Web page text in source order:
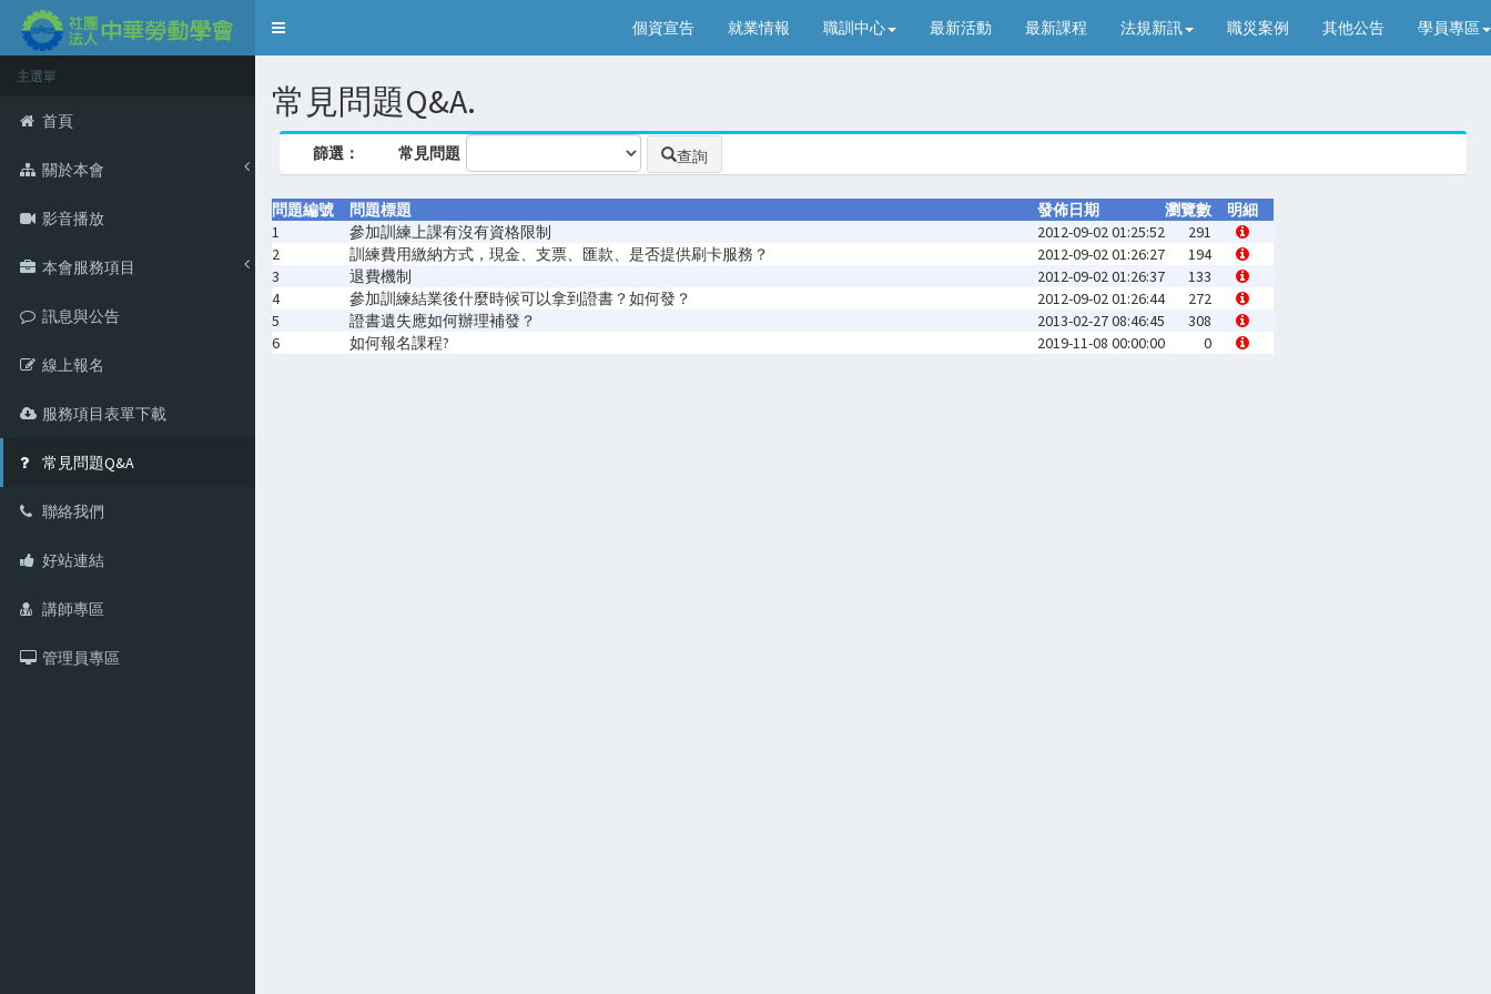
Toggle
個資宣告 就業情報 職訓中心 最新活動 最新課程 法規新訊 職災案例 其他公告 學員專區
主選單
首頁
關於本會
影音播放
本會服務項目
訊息與公告
線上報名
服務項目表單下載
常見問題Q&A
聯絡我們
好站連結
講師專區
管理員專區
常見問題Q&A.
篩選： 常見問題 查詢
問題編號 問題標題 發佈日期 瀏覽數 明細
1
參加訓練上課有沒有資格限制 2012-09-02 01:25:52
291
2
訓練費用繳納方式，現金、支票、匯款、是否提供刷卡服務？ 2012-09-02 01:26:27
194
3
退費機制 2012-09-02 01:26:37
133
4
參加訓練結業後什麼時候可以拿到證書？如何發？ 2012-09-02 01:26:44
272
5
證書遺失應如何辦理補發？ 2013-02-27 08:46:45
308
6
如何報名課程? 2019-11-08 00:00:00 0